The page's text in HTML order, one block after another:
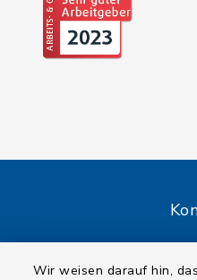
Wir weisen darauf hin,